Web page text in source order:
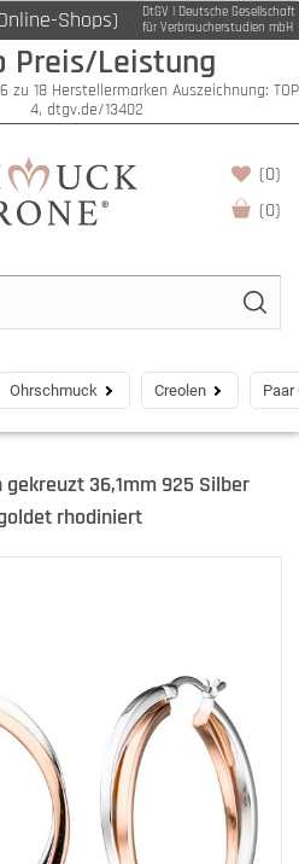
Shops)
DtGV | Deutsche Gesellschaft
für Verbraucherstudien mbH
Preis/Leistung
zu 18 Herstellermarken Auszeichnung: TOP
4, dtgv.de/13402
(0)
(0)
Ohrschmuck Creolen Paar
36,1mm 925 Silber
rhodiniert